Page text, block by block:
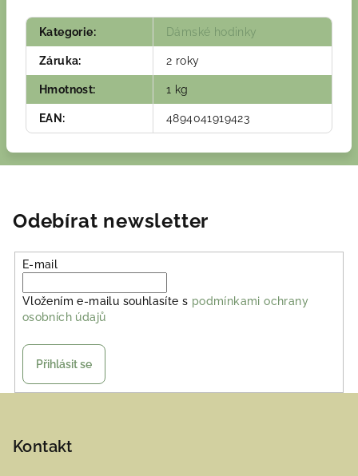
Kategorie: Dámské hodinky
Záruka: 2 roky
Hmotnost: 1 kg
EAN : 4894041919423
Odebírat newsletter
E-mail
Vložením e-mailu souhlasíte s podmínkami ochrany
osobních údajů
Přihlásit se
Kontakt